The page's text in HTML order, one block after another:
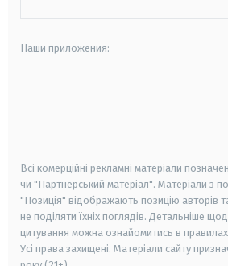
Наши приложения:
Всі комерційні рекламні матеріали
чи "Партнерський матеріал". Матеріали з
"Позиція" відображають позицію авторів
не поділяти їхніх поглядів. Детальніше
цитування можна ознайомитись в
Усі права захищені. Матеріали сайту